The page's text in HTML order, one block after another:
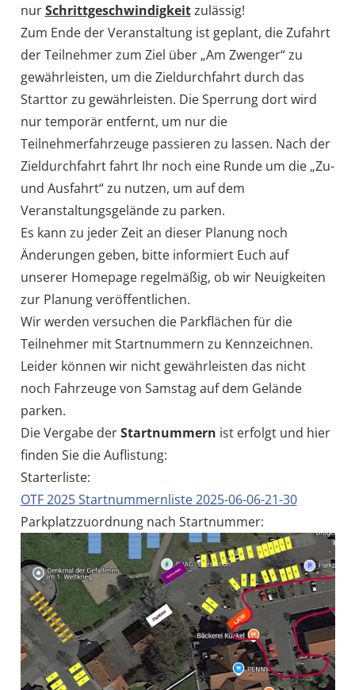
nurSchrittgeschwindigkeitzulässig!
Zum Ende der Veranstaltung ist geplant, die Zufahrt
der Teilnehmer zum Ziel über „Am Zwenger“ zu
gewährleisten, um die Zieldurchfahrt durch das
Starttor zu gewährleisten. Die Sperrung dort wird
nur temporär entfernt, um nur die
Teilnehmerfahrzeuge passieren zu lassen. Nach der
Zieldurchfahrt fahrt Ihr noch eine Runde um die „Zu-
und Ausfahrt“ zu nutzen, um auf dem
Veranstaltungsgelände zu parken.
Es kann zu jeder Zeit an dieser Planung noch
Änderungen geben, bitte informiert Euch auf
unserer Homepage regelmäßig, ob wir Neuigkeiten
zur Planung veröffentlichen.
Wir werden versuchen die Parkflächen für die
Teilnehmer mit Startnummern zu Kennzeichnen.
Leider können wir nicht gewährleisten das nicht
noch Fahrzeuge von Samstag auf dem Gelände
parken.
Die Vergabe derStartnummern ist erfolgt und hier
finden Sie die Auflistung:
Starterliste:
OTF 2025 Startnummernliste 2025-06-06-21-30
Parkplatzzuordnung nach Startnummer: